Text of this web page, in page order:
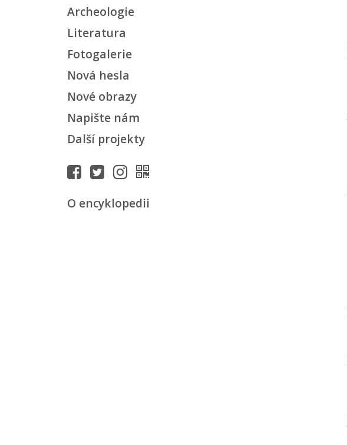
Archeologie
Literatura
Fotogalerie
Nová hesla
Nové obrazy
Napište nám
Další projekty
O encyklopedii